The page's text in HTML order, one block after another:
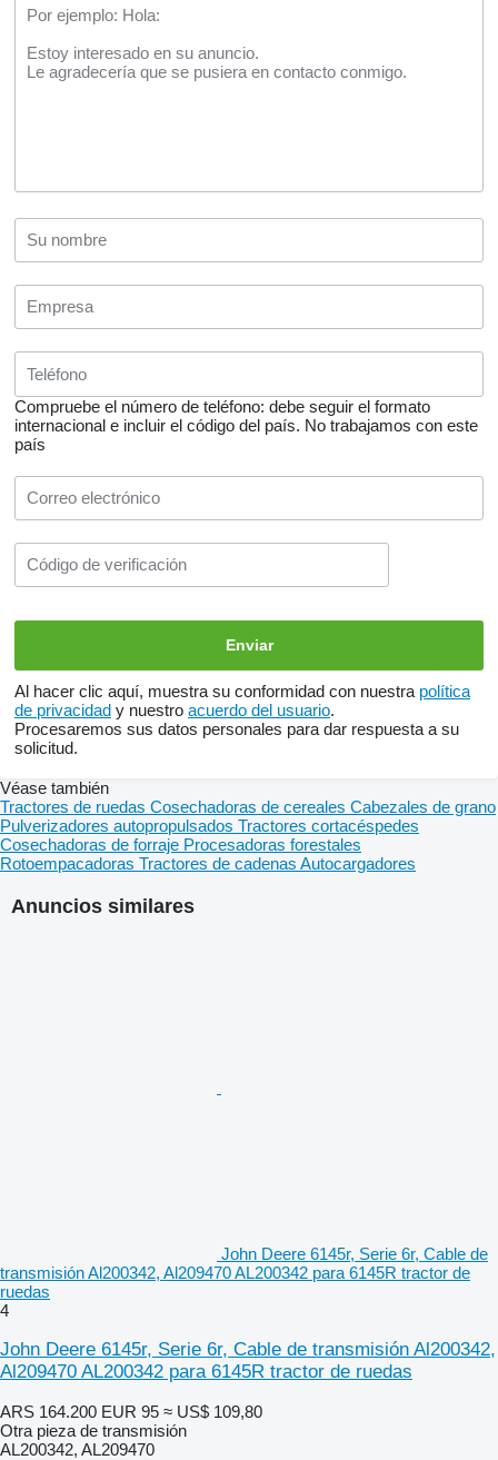
Compruebe el número de teléfono: debe seguir el formato
internacional e incluir el código del país. No trabajamos con este
país
Al hacer clic aquí, muestra su conformidad con nuestra política
de privacidad y nuestro acuerdo del usuario.
Procesaremos sus datos personales para dar respuesta a su
solicitud.
Anuncios similares
John Deere 6145r, Serie 6r, Cable de
transmisión Al200342, Al209470 AL200342 para 6145R tractor de
ruedas
4
John Deere 6145r, Serie 6r, Cable de transmisión Al200342,
Al209470 AL200342 para 6145R tractor de ruedas
ARS 164.200 EUR 95 ≈ US$ 109,80
Otra pieza de transmisión
AL200342, AL209470
Véase también
Tractores de ruedas Cosechadoras de cereales Cabezales de grano
Pulverizadores autopropulsados Tractores cortacéspedes
Cosechadoras de forraje Procesadoras forestales
Rotoempacadoras Tractores de cadenas Autocargadores